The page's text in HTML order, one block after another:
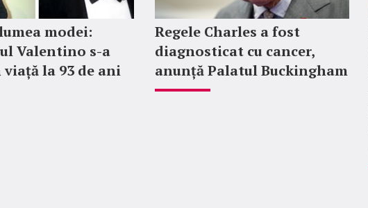
modei:
Valentino s-a
la 93 de ani
Regele Charles a fost
diagnosticat cu cancer,
anunță Palatul Buckingham